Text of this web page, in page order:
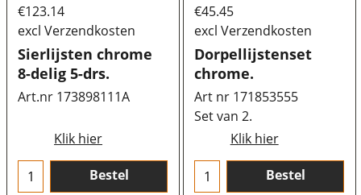
€123.14
excl Verzendkosten
Sierlijsten chrome
8-delig 5-drs.
Art.nr 173898111A
Klik hier
Bestel
€45.45
excl Verzendkosten
Dorpellijstenset
chrome.
Art nr 171853555
Set van 2.
Klik hier
Bestel